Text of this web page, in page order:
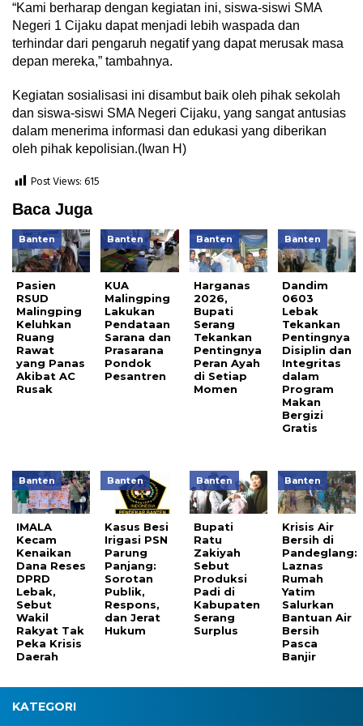
“Kami berharap dengan kegiatan ini, siswa-siswi SMA
Negeri 1 Cijaku dapat menjadi lebih waspada dan
terhindar dari pengaruh negatif yang dapat merusak masa
depan mereka,” tambahnya.
Kegiatan sosialisasi ini disambut baik oleh pihak sekolah
dan siswa-siswi SMA Negeri Cijaku, yang sangat antusias
dalam menerima informasi dan edukasi yang diberikan
oleh pihak kepolisian.(Iwan H)
Post Views:615
Baca Juga
Banten
Pasien
RSUD
Malingping
Keluhkan
Ruang
Rawat
yang Panas
Akibat AC
Rusak
Banten
KUA
Malingping
Lakukan
Pendataan
Sarana dan
Prasarana
Pondok
Pesantren
Banten
Harganas
2026,
Bupati
Serang
Tekankan
Pentingnya
Peran Ayah
di Setiap
Momen
Banten
Dandim
0603
Lebak
Tekankan
Pentingnya
Disiplin dan
Integritas
dalam
Program
Makan
Bergizi
Gratis
Banten
IMALA
Kecam
Kenaikan
Dana Reses
DPRD
Lebak,
Sebut
Wakil
Rakyat Tak
Peka Krisis
Daerah
Banten
Kasus Besi
Irigasi PSN
Parung
Panjang:
Sorotan
Publik,
Respons,
dan Jerat
Hukum
Banten
Bupati
Ratu
Zakiyah
Sebut
Produksi
Padi di
Kabupaten
Serang
Surplus
Banten
Krisis Air
Bersih di
Pandeglang:
Laznas
Rumah
Yatim
Salurkan
Bantuan Air
Bersih
Pasca
Banjir
KATEGORI